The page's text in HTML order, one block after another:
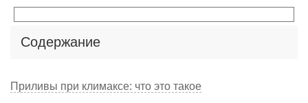
Содержание
Приливы при климаксе: что это такое